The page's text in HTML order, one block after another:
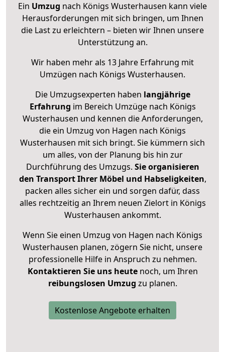
Ein Umzug nach Königs Wusterhausen kann viele
Herausforderungen mit sich bringen, um Ihnen
die Last zu erleichtern – bieten wir Ihnen unsere
Unterstützung an.
Wir haben mehr als 13 Jahre Erfahrung mit
Umzügen nach Königs Wusterhausen.
Die Umzugsexperten haben langjährige
Erfahrung im Bereich Umzüge nach Königs
Wusterhausen und kennen die Anforderungen,
die ein Umzug von Hagen nach Königs
Wusterhausen mit sich bringt. Sie kümmern sich
um alles, von der Planung bis hin zur
Durchführung des Umzugs. Sie organisieren
den Transport Ihrer Möbel und Habseligkeiten,
packen alles sicher ein und sorgen dafür, dass
alles rechtzeitig an Ihrem neuen Zielort in Königs
Wusterhausen ankommt.
Wenn Sie einen Umzug von Hagen nach Königs
Wusterhausen planen, zögern Sie nicht, unsere
professionelle Hilfe in Anspruch zu nehmen.
Kontaktieren Sie uns heutenoch, um Ihren
reibungslosen Umzug zu planen.
Kostenlose Angebote erhalten